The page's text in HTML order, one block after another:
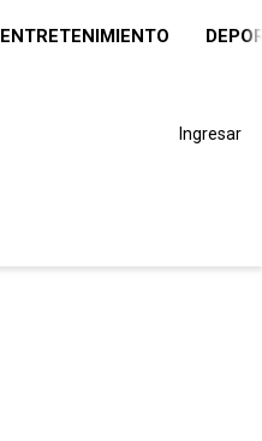
ENTRETENIMIENTO
Ingresar